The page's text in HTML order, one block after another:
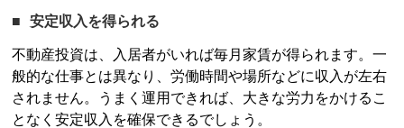
安定収入を得られる
不動産投資は、入居者がいれば毎月家賃が得られます。一
般的な仕事とは異なり、労働時間や場所などに収入が左右
されません。うまく運用できれば、大きな労力をかけるこ
となく安定収入を確保できるでしょう。